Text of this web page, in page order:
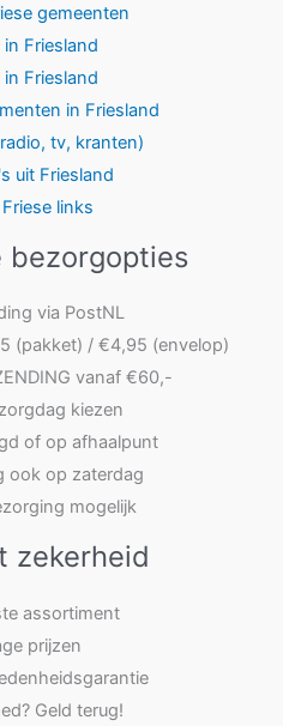
gemeenten
in Friesland
in Friesland
in Friesland
tv, kranten)
uit Friesland
links
bezorgopties
via PostNL
(pakket) / €4,95 (envelop)
vanaf €60,-
kiezen
of op afhaalpunt
ook op zaterdag
mogelijk
zekerheid
assortiment
prijzen
Geld terug!